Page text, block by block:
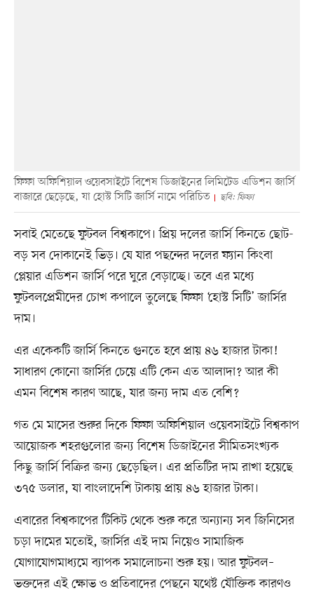
ফিফা অফিশিয়াল ওয়েবসাইটে বিশেষ ডিজাইনের লিমিটেড এডিশন জার্সি
বাজারে ছেড়েছে, যা হোস্ট সিটি জার্সি নামে পরিচিত
ছবি: ফিফা
সবাই মেতেছে ফুটবল বিশ্বকাপে। প্রিয় দলের জার্সি কিনতে ছোট-
বড় সব দোকানেই ভিড়। যে যার পছন্দের দলের ফ্যান কিংবা
প্লেয়ার এডিশন জার্সি পরে ঘুরে বেড়াচ্ছে। তবে এর মধ্যে
ফুটবলপ্রেমীদের চোখ কপালে তুলেছে ফিফা ‘হোস্ট সিটি’ জার্সির
দাম।
এর একেকটি জার্সি কিনতে গুনতে হবে প্রায় ৪৬ হাজার টাকা!
সাধারণ কোনো জার্সির চেয়ে এটি কেন এত আলাদা? আর কী
এমন বিশেষ কারণ আছে, যার জন্য দাম এত বেশি?
গত মে মাসের শুরুর দিকে ফিফা অফিশিয়াল ওয়েবসাইটে বিশ্বকাপ
আয়োজক শহরগুলোর জন্য বিশেষ ডিজাইনের সীমিতসংখ্যক
কিছু জার্সি বিক্রির জন্য ছেড়েছিল। এর প্রতিটির দাম রাখা হয়েছে
৩৭৫ ডলার, যা বাংলাদেশি টাকায় প্রায় ৪৬ হাজার টাকা।
এবারের বিশ্বকাপের টিকিট থেকে শুরু করে অন্যান্য সব জিনিসের
চড়া দামের মতোই, জার্সির এই দাম নিয়েও সামাজিক
যোগাযোগমাধ্যমে ব্যাপক সমালোচনা শুরু হয়। আর ফুটবল–
ভক্তদের এই ক্ষোভ ও প্রতিবাদের পেছনে যথেষ্ট যৌক্তিক কারণও